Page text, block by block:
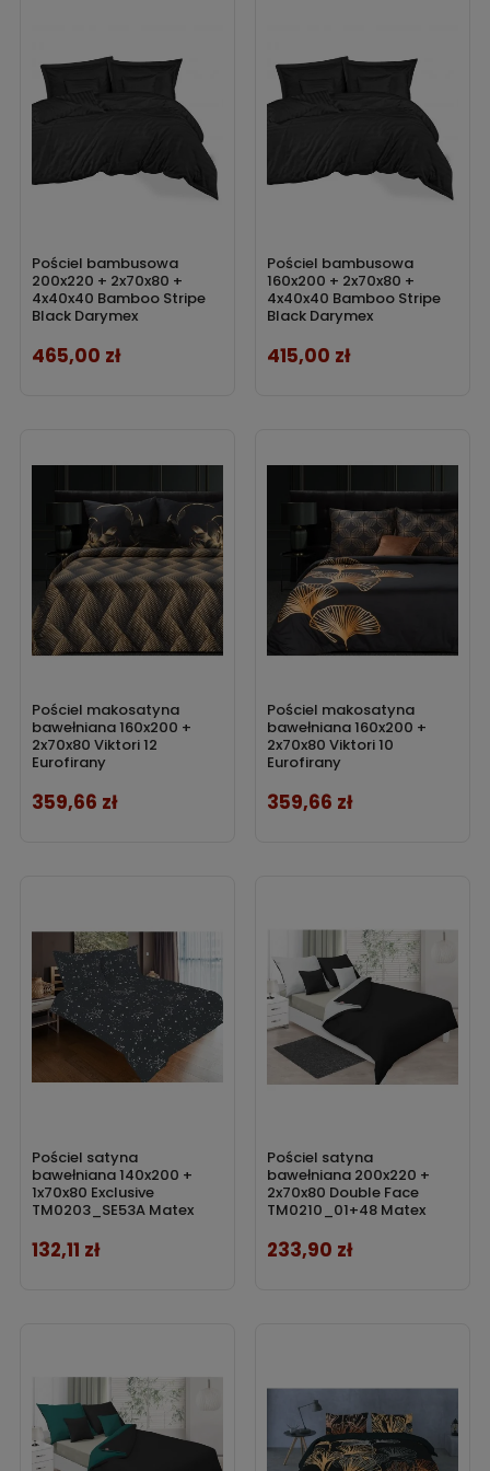
Pościel bambusowa
200x220 + 2x70x80 +
4x40x40 Bamboo Stripe
Black Darymex
Cena
465,00 zł
Pościel bambusowa
160x200 + 2x70x80 +
4x40x40 Bamboo Stripe
Black Darymex
Cena
415,00 zł
Pościel makosatyna
bawełniana 160x200 +
2x70x80 Viktori 12
Eurofirany
Cena
359,66 zł
Pościel makosatyna
bawełniana 160x200 +
2x70x80 Viktori 10
Eurofirany
Cena
359,66 zł
Pościel satyna
bawełniana 140x200 +
1x70x80 Exclusive
TM0203_SE53A Matex
Cena
132,11 zł
Pościel satyna
bawełniana 200x220 +
2x70x80 Double Face
TM0210_01+48 Matex
Cena
233,90 zł